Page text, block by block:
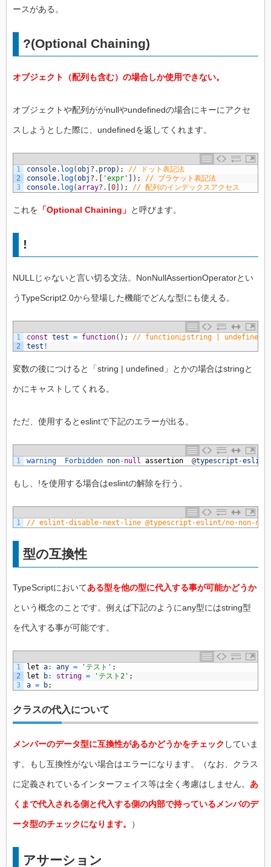
ースがある。
?(Optional Chaining)
オブジェクト（配列も含む）の場合しか使用できない。
オブジェクトや配列ががnullやundefinedの場合にキーにアクセ
スしようとした際に、undefinedを返してくれます。
1
2
3
console. log(obj ? . prop) ;
// ドット表記法
console. log(obj ? . [ 'expr' ] ) ;
// ブラケット表記法
console. log(array? . [0] ) ; // 配列のインデックスアクセス
これを 「Optional Chaining」 と呼びます。
!
NULLじゃないと言い切る文法。NonNullAssertionOperatorとい
うTypeScript2.0から登場した機能でどんな型にも使える。
1
2
const test = function( ) ;
// functionはstring | undefinedを
test !
変数の後につけると「string | undefined」とかの場合はstringと
かにキャストしてくれる。
ただ、使用するとeslintで下記のエラーが出る。
1 warning Forbidden non-null assertion @typescript -eslint
もし、!を使用する場合はeslintの解除を行う。
1 // eslint-disable-next-line @typescript-eslint/no-non-
型の互換性
TypeScriptにおいてある型を他の型に代入する事が可能かどうか
という概念のことです。例えば下記のようにany型にはstring型
を代入する事が可能です。
1
2
3
let a: any = 'テスト' ;
let
b: string = 'テスト2' ;
a = b;
クラスの代入について
メンバーのデータ型に互換性があるかどうかをチェック していま
す。もし互換性がない場合はエラーになります。（なお、クラス
に定義されているインターフェイス等は全く考慮はしません。 あ
くまで代入される側と代入する側の内部で持っているメンバのデ
ータ型のチェックになります。 ）
アサーション